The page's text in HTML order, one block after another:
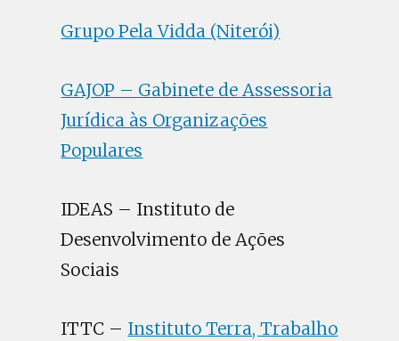
Grupo Pela Vidda (Niterói)
GAJOP – Gabinete de Assessoria
Jurídica às Organizações
Populares
IDEAS – Instituto de
Desenvolvimento de Ações
Sociais
ITTC – Instituto Terra, Trabalho